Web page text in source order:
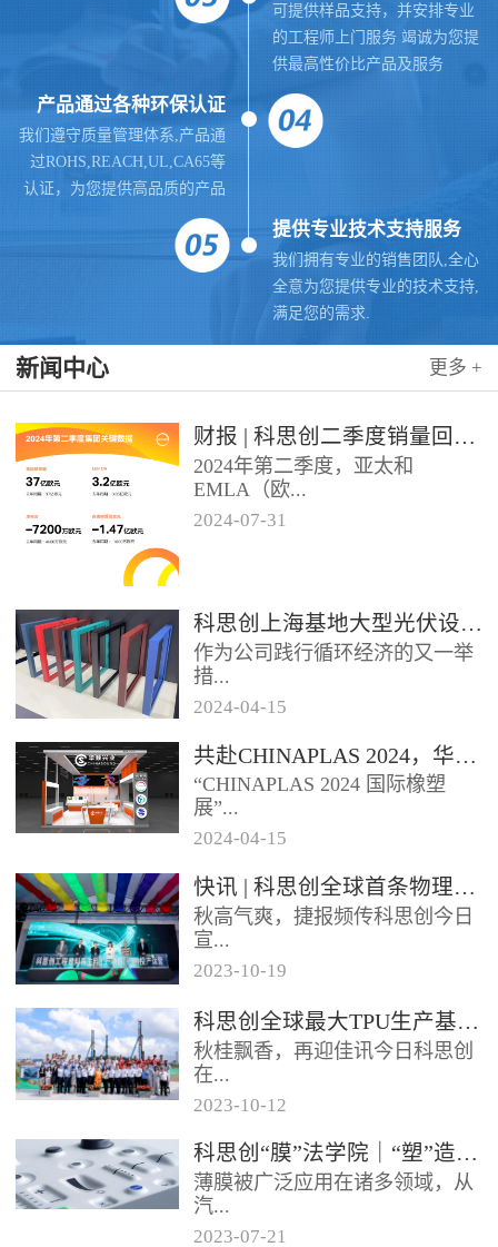
可提供样品支持，并安排专业
的工程师上门服务 竭诚为您提
供最高性价比产品及服务
产品通过各种环保认证
我们遵守质量管理体系,产品通
过ROHS,REACH,UL,CA65等
认证，为您提供高品质的产品
提供专业技术支持服务
我们拥有专业的销售团队,全心
全意为您提供专业的技术支持,
满足您的需求.
新闻中心 更多 +
财报 | 科思创二季度销量回升，稳步推进转型
2024年第二季度，亚太和
EMLA（欧...
2024-07-31
科思创上海基地大型光伏设施投运，聚氨酯创新赋能绿色能源
作为公司践行循环经济的又一举
措...
位于科思创上海一体化基地的大
型分布式光伏发电项目已于日前
正式启用实现全容量并网发电该
项目使...
2024-04-15
共赴CHINAPLAS 2024，华顺兴业邀您一同探索，共塑未来！
“CHINAPLAS 2024 国际橡塑
展”...
，作为亚洲首屈一指的塑料和橡
胶工业展览会，将于2024年4月
23 - 26日...
2024-04-15
快讯 | 科思创全球首条物理回收聚碳酸酯专用生产线在上海投产
秋高气爽，捷报频传科思创今日
宣...
布其全球首条物理回收（MCR）
聚碳酸酯专用生产线已在上海一
体化基地正式投产每年将生产超
过2...
2023-10-19
科思创全球最大TPU生产基地在珠海破土动工
秋桂飘香，再迎佳讯今日科思创
在...
广东珠海正式开工建设其全球最
大热塑性聚氨酯（TPU）生产基
地进一步扩大在华南的产业布局
抓住...
2023-10-12
科思创“膜”法学院｜“塑”造轻薄耐用的 IME 组件
薄膜被广泛应用在诸多领域，从
汽...
2023-07-21